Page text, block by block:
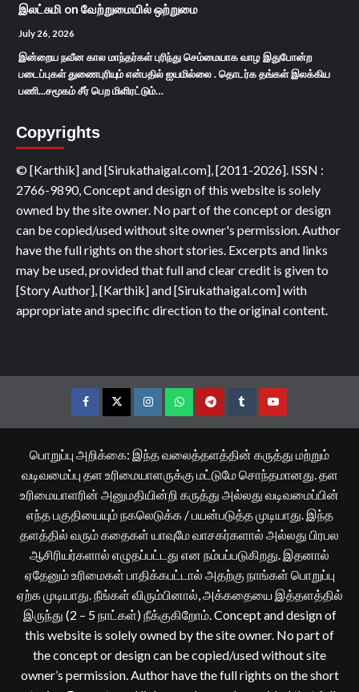
இலட்சுமி on வேற்றுமையில் ஒற்றுமை
July 26, 2026
இன்றைய நவீன கால மாந்தர்கள் புரிந்து செம்மையாக வாழ இதுபோன்ற
படைப்புகள் துணைபுரியும் என்பதில் ஐயமில்லை . தொடர்க தங்கள் இலக்கிய
பணி...சமூகம் சீர் பெற மிளிரட்டும்…
Copyrights
© [Karthik] and [Sirukathaigal.com], [2011-2026]. ISSN :
2766-9890, Concept and design of this website is solely
owned by the site owner. No part of the concept or design
can be copied/used without site owner's permission. Author
have the full rights on the short stories. Excerpts and links
may be used, provided that full and clear credit is given to
[Story Author], [Karthik] and [Sirukathaigal.com] with
appropriate and specific direction to the original content.
FacebookTwitterInstagramWhatsappTelegramTumblrYouTube
பொறுப்பு அறிக்கை: இந்த வலைத்தளத்தின் கருத்து மற்றும்
வடிவமைப்பு தள உரிமையாளருக்கு மட்டுமே சொந்தமானது. தள
உரிமையாளரின் அனுமதியின்றி கருத்து அல்லது வடிவமைப்பின்
எந்த பகுதியையும் நகலெடுக்க / பயன்படுத்த முடியாது. இந்த
தளத்தில் வரும் கதைகள் யாவுமே வாசகர்களால் அல்லது பிரபல
ஆசிரியர்களால் எழுதப்பட்டது என நம்பப்படுகிறது. இதனால்
ஏதேனும் உரிமைகள் பாதிக்கபட்டால் அதற்கு நாங்கள் பொறுப்பு
ஏற்க முடியாது. நீங்கள் விரும்பினால், அக்கதையை இத்தளத்தில்
இருந்து (2 – 5 நாட்கள்) நீக்குகிறோம். Concept and design of
this website is solely owned by the site owner. No part of
the concept or design can be copied/used without site
owner’s permission. Author have the full rights on the short